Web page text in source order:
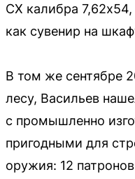
СХ калибра
как сувенир на
В том же сентябре
лесу, Васильев
с промышленно
пригодными для
оружия: 12